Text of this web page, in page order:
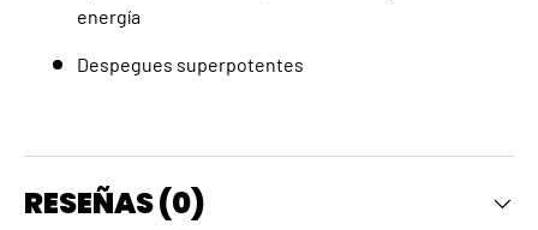
energía
Despegues superpotentes
RESEÑAS (0)